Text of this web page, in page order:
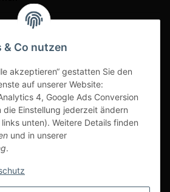
& Co nutzen
akzeptieren“ gestatten Sie den
auf unserer Website:
4, Google Ads Conversion
die Einstellung jederzeit ändern
unten). Weitere Details finden
und in unserer
.